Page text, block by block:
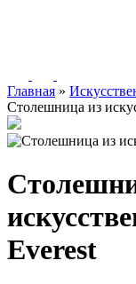
Главная »
Столешница из
Everest